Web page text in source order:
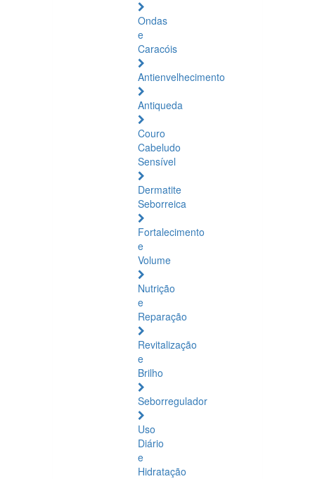
Ondas
e
Caracóis
Antienvelhecimento
Antiqueda
Couro
Cabeludo
Sensível
Dermatite
Seborreica
Fortalecimento
e
Volume
Nutrição
e
Reparação
Revitalização
e
Brilho
Seborregulador
Uso
Diário
e
Hidratação